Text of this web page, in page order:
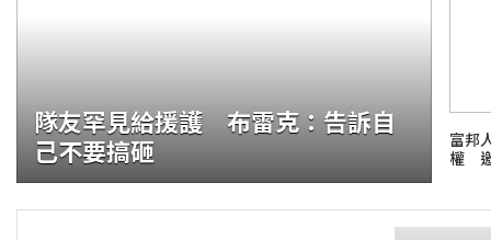
隊友罕見給援護 布雷克：告訴自
己不要搞砸
富邦
權